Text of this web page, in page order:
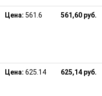
Цена: 561.6 561,60 руб.
Цена: 625.14 625,14 руб.